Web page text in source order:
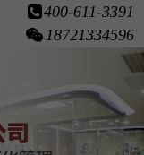
400-611-3391
18721334596